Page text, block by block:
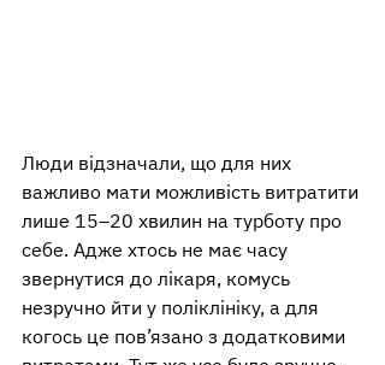
Люди відзначали, що для них
важливо мати можливість витратити
лише 15–20 хвилин на турботу про
себе. Адже хтось не має часу
звернутися до лікаря, комусь
незручно йти у поліклініку, а для
когось це пов’язано з додатковими